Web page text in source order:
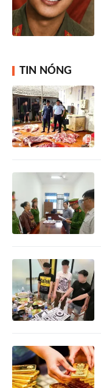
TIN NÓNG